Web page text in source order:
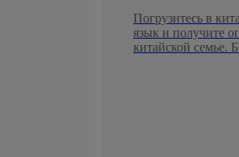
Погрузитесь в
язык и получите
китайской семье.